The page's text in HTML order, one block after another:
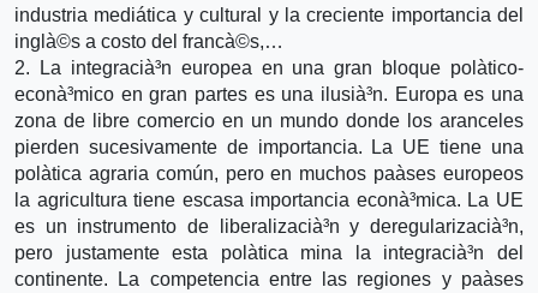
industria mediática y cultural y la creciente importancia del
inglà©s a costo del francà©s,…
2. La integracià³n europea en una gran bloque polà­tico-
econà³mico en gran partes es una ilusià³n. Europa es una
zona de libre comercio en un mundo donde los aranceles
pierden sucesivamente de importancia. La UE tiene una
polà­tica agraria común, pero en muchos paà­ses europeos
la agricultura tiene escasa importancia econà³mica. La UE
es un instrumento de liberalizacià³n y deregularizacià³n,
pero justamente esta polà­tica mina la integracià³n del
continente. La competencia entre las regiones y paà­ses